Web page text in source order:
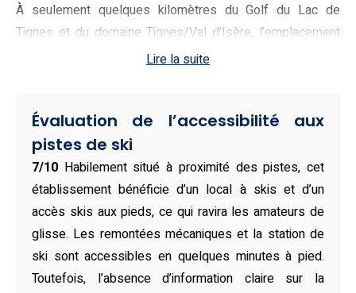
À seulement quelques kilomètres du Golf du Lac de
Tignes et du domaine Tignes/Val d’Isère, l’emplacement
est parfaitement situé pour profiter pleinement des
Meublé avec goût et conçu pour accueillir jusqu’à 14
personnes, l’appartement Tignes 304 est pensé pour les
séjours en famille ou entre amis. Il se compose de cinq
chambres, dont trois avec lit double, une avec quatre lits
simples, et une avec un lit simple, sans oublier un canapé-
lit dans le salon. Deux salles de bains modernes, une
cuisine équipée avec lave-vaisselle, four, micro-ondes, et
un vaste coin repas en font un lieu de vie pratique et
agréable. L’établissement propose également un balcon
Lire la suite
Évaluation de l’accessibilité aux
pistes de ski
7/10 Habilement situé à proximité des pistes, cet
établissement bénéficie d’un local à skis et d’un
accès skis aux pieds, ce qui ravira les amateurs de
glisse. Les remontées mécaniques et la station de
ski sont accessibles en quelques minutes à pied.
Toutefois, l’absence d’information claire sur la